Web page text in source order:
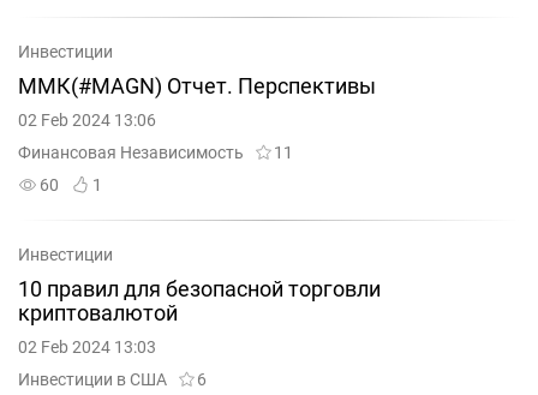
Инвестиции
ММК(#MAGN) Отчет. Перспективы
02 Feb 2024 13:06
Финансовая Независимость
11
60
1
Инвестиции
10 правил для безопасной торговли
криптовалютой
02 Feb 2024 13:03
Инвестиции в США
6